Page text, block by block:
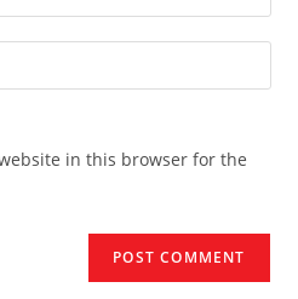
in this browser for the